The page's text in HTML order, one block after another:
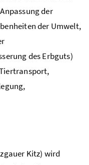
der
der Umwelt,
des Erbguts)
Kitz) wird